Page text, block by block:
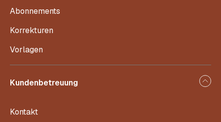
Abonnements
Korrekturen
Vorlagen
Kundenbetreuung
Kontakt